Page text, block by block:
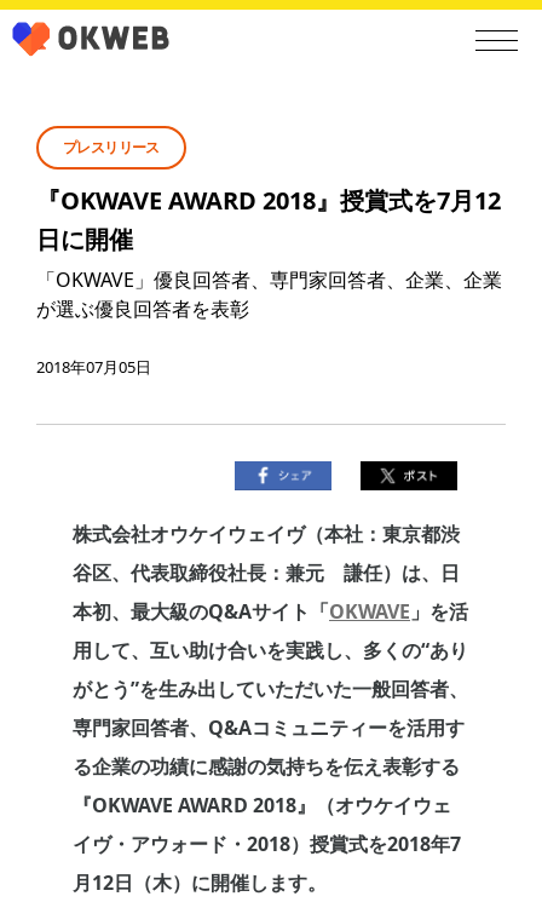
プレスリリース
『OKWAVE AWARD 2018』授賞式を7月12
日に開催
「OKWAVE」優良回答者、専門家回答者、企業、企業
が選ぶ優良回答者を表彰
2018年07月05日
株式会社オウケイウェイヴ（本社：東京都渋
谷区、代表取締役社長：兼元 謙任）は、日
本初、最大級のQ&Aサイト「OKWAVE 」を活
用して、互い助け合いを実践し、多くの“あり
がとう”を生み出していただいた一般回答者、
専門家回答者、Q&Aコミュニティーを活用す
る企業の功績に感謝の気持ちを伝え表彰する
『OKWAVE AWARD 2018』（オウケイウェ
イヴ・アウォード・2018）授賞式を2018年7
月12日（木）に開催します。